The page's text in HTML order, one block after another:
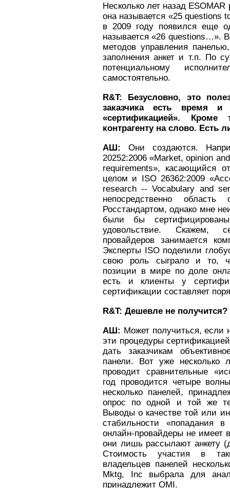
Несколько лет назад
она называется «25 questions
в 2009 году появился еще
называется «26 questions…».
методов управления
заполнения анкет и т.п. По
потенциальному
самостоятельно.
R&T: Безусловно, это
заказчика есть время и
«сертификацией».
контрагенту на слово. Есть
АШ:
Они создаются.
20252:2006 «Market, opinion
requirements», касающийся
целом и ISO 26362:2009
research -- Vocabulary and
непосредственно
Росстандартом, однако мне
были бы
удовольствие. Скажем,
провайдеров занимается
Эксперты ISO поделили
свою роль сыграло и то,
позиции в мире по доле
есть и клиенты у
сертификации составляет
R&T: Дешевле не получится?
АШ: Может получиться, если
эти процедуры
дать заказчикам
панели. Вот уже
проводит сравнительные
год проводится четыре
несколько панелей,
опрос по одной и той же
Выводы о качестве той или
стабильности «попадания
онлайн-провайдеры не имеет
они лишь рассылают анкету
Стоимость участия в
владельцев панелей
Mktg, Inc выбрала для
принадлежит OMI.